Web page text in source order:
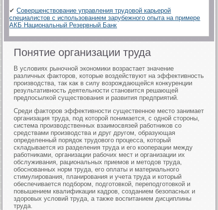
✔Совершенствование управления трудовой карьерой
специалистов с использованием зарубежного опыта на примере
АКБ Национальный Резервный Банк
Понятие организации труда
В условиях рыночной экономики возрастает значение
различных факторов, которые воздействуют на эффективность
производства, так как в силу возрождающейся конкуренции
результативность деятельности становится решающей
предпосылкой существования и развития предприятий.
Среди факторов эффективности существенное место занимает
организация труда, под которой понимается, с одной стороны,
система производственных взаимосвязей работников со
средствами производства и друг другом, образующая
определенный порядок трудового процесса, который
складывается из разделения труда и его кооперации между
работниками, организации рабочих мест и организации их
обслуживания, рациональных приемов и методов труда,
обоснованных норм труда, его оплаты и материального
стимулирования, планирования и учета труда и который
обеспечивается подбором, подготовкой, переподготовкой и
повышением квалификации кадров, созданием безопасных и
здоровых условий труда, а также воспитанием дисциплины
труда.